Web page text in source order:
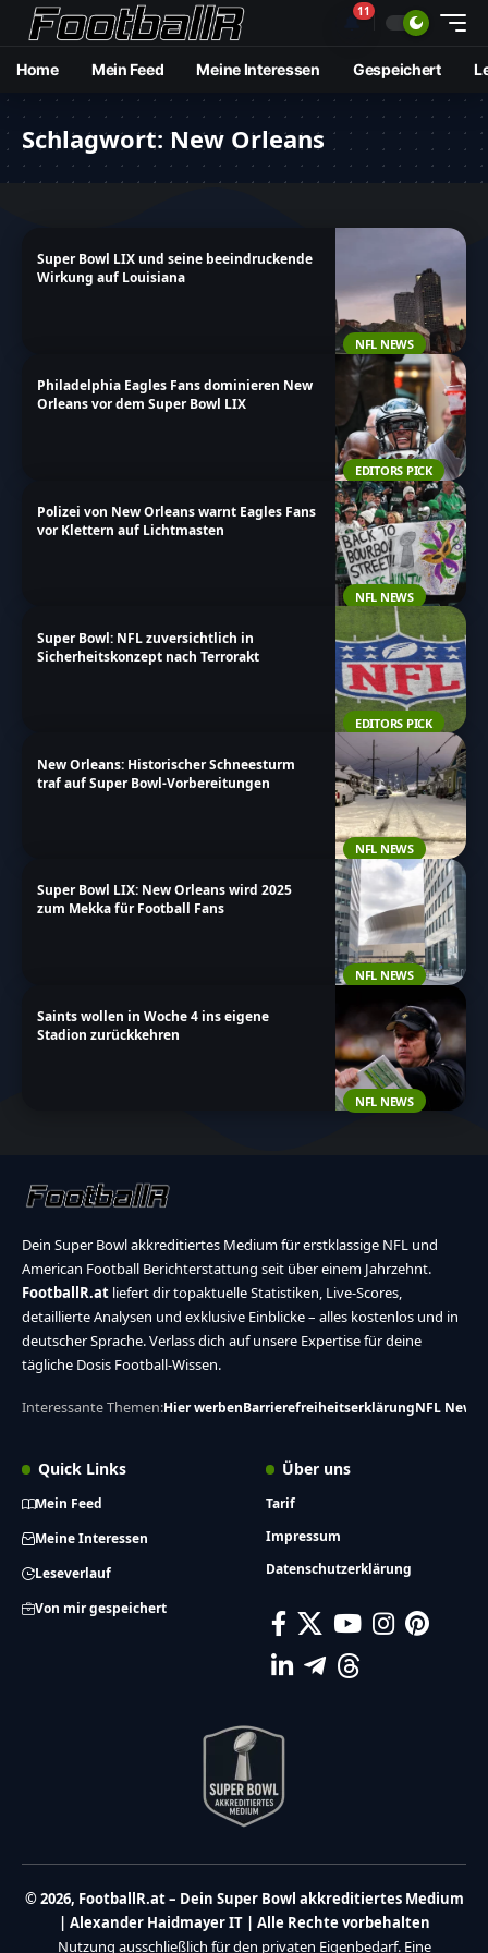
🔔11
Home Mein Feed Meine Interessen Gespeichert
Schlagwort: New Orleans
NFL NEWS
Super Bowl LIX und seine beeindruckende
Wirkung auf Louisiana
EDITORS PICK
Philadelphia Eagles Fans dominieren New
Orleans vor dem Super Bowl LIX
NFL NEWS
Polizei von New Orleans warnt Eagles Fans
vor Klettern auf Lichtmasten
EDITORS PICK
Super Bowl: NFL zuversichtlich in
Sicherheitskonzept nach Terrorakt
NFL NEWS
New Orleans: Historischer Schneesturm
traf auf Super Bowl-Vorbereitungen
NFL NEWS
Super Bowl LIX: New Orleans wird 2025
zum Mekka für Football Fans
NFL NEWS
Saints wollen in Woche 4 ins eigene
Stadion zurückkehren
Dein Super Bowl akkreditiertes Medium für erstklassige NFL und
American Football Berichterstattung seit über einem Jahrzehnt.
FootballR.at liefert dir topaktuelle Statistiken, Live-Scores,
detaillierte Analysen und exklusive Einblicke – alles kostenlos und in
deutscher Sprache. Verlass dich auf unsere Expertise für deine
tägliche Dosis Football-Wissen.
Interessante Themen:Hier werbenBarrierefreiheitserklärungNFL News
Quick Links
Mein Feed
Meine Interessen
Leseverlauf
Von mir gespeichert
Über uns
Tarif
Impressum
Datenschutzerklärung
© 2026, FootballR.at – Dein Super Bowl akkreditiertes Medium
| Alexander Haidmayer IT | Alle Rechte vorbehalten
Nutzung ausschließlich für den privaten Eigenbedarf. Eine